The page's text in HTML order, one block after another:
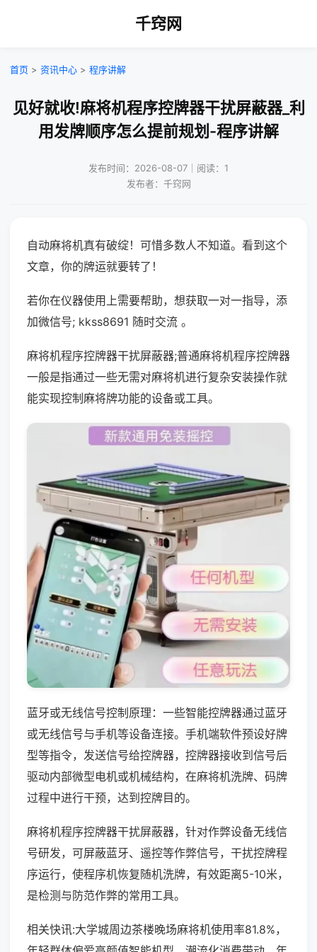
千窍网
首页 > 资讯中心 > 程序讲解
见好就收!麻将机程序控牌器干扰屏蔽器_利
用发牌顺序怎么提前规划-程序讲解
发布时间：2026-08-07｜阅读：1
发布者：千窍网
自动麻将机真有破绽！可惜多数人不知道。看到这个
文章，你的牌运就要转了！
若你在仪器使用上需要帮助，想获取一对一指导，添
加微信号; kkss8691 随时交流 。
麻将机程序控牌器干扰屏蔽器;普通麻将机程序控牌器
一般是指通过一些无需对麻将机进行复杂安装操作就
能实现控制麻将牌功能的设备或工具。
蓝牙或无线信号控制原理：一些智能控牌器通过蓝牙
或无线信号与手机等设备连接。手机端软件预设好牌
型等指令，发送信号给控牌器，控牌器接收到信号后
驱动内部微型电机或机械结构，在麻将机洗牌、码牌
过程中进行干预，达到控牌目的。
麻将机程序控牌器干扰屏蔽器，针对作弊设备无线信
号研发，可屏蔽蓝牙、遥控等作弊信号，干扰控牌程
序运行，使程序机恢复随机洗牌，有效距离5-10米，
是检测与防范作弊的常用工具。
相关快讯:大学城周边茶楼晚场麻将机使用率81.8%，